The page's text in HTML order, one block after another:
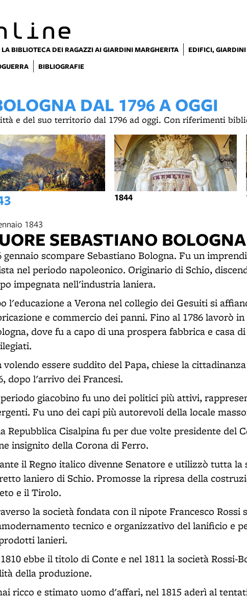
LA BIBLIOTECA DEI RAGAZZI AI GIARDINI MARGHERITA EDIFICI,
BIBLIOGRAFIE
DAL 1796 A OGGI
e del suo territorio dal 1796 ad oggi. Con riferimenti
1844
1843
SEBASTIANO BOLOGNA
gennaio scompare Sebastiano Bologna. Fu un
nel periodo napoleonico. Originario di Schio,
impegnata nell'industria laniera.
l'educazione a Verona nel collegio dei Gesuiti si
e commercio dei panni. Fino al 1786 lavorò
dove fu a capo di una prospera fabbrica e casa
volendo essere suddito del Papa, chiese la
dopo l'arrivo dei Francesi.
giacobino fu uno dei politici più attivi,
Fu uno dei capi più autorevoli della locale
Repubblica Cisalpina fu per due volte presidente del
insignito della Corona di Ferro.
il Regno italico divenne Senatore e utilizzò tutta
laniero di Schio. Promosse la ripresa della
e il Tirolo.
la società fondata con il nipote Francesco Rossi
tecnico e organizzativo del lanificio e
lanieri.
ebbe il titolo di Conte e nel 1811 la società Rossi-
della produzione.
ricco e stimato uomo d'affari, nel 1815 aderì al